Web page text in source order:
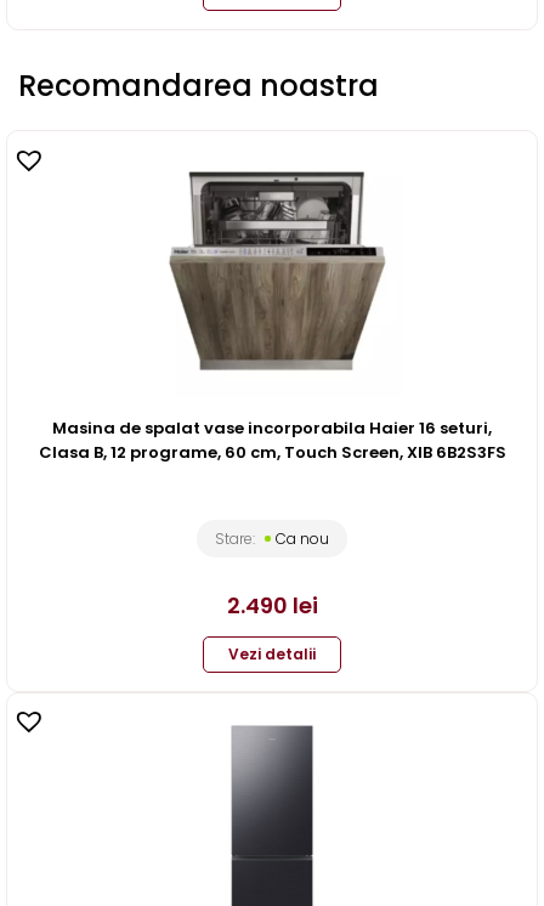
Recomandarea noastra
Masina de spalat vase incorporabila Haier 16 seturi,
Clasa B, 12 programe, 60 cm, Touch Screen, XIB 6B2S3FS
Stare: Ca nou
2.490 lei
Vezi detalii